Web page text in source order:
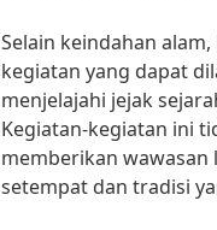
Selain keindahan
kegiatan yang dapat
menjelajahi jejak
Kegiatan-kegiatan ini
memberikan
setempat dan tradisi